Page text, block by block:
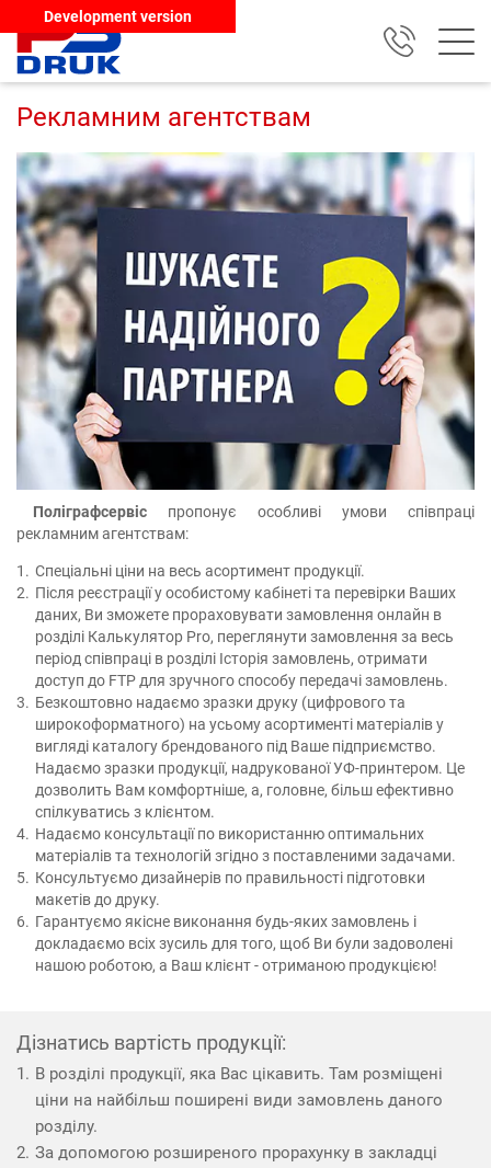
Development version
Рекламним агентствам
Поліграфсервіс пропонує особливі умови співпраці
рекламним агентствам:
Спеціальні ціни на весь асортимент продукції.
Після реєстрації у особистому кабінеті та перевірки Ваших
даних, Ви зможете прораховувати замовлення онлайн в
розділі Калькулятор Pro, переглянути замовлення за весь
період співпраці в розділі Історія замовлень, отримати
доступ до FTP для зручного способу передачі замовлень.
Безкоштовно надаємо зразки друку (цифрового та
широкоформатного) на усьому асортименті матеріалів у
вигляді каталогу брендованого під Ваше підприємство.
Надаємо зразки продукції, надрукованої УФ-принтером. Це
дозволить Вам комфортніше, а, головне, більш ефективно
спілкуватись з клієнтом.
Надаємо консультації по використанню оптимальних
матеріалів та технологій згідно з поставленими задачами.
Консультуємо дизайнерів по правильності підготовки
макетів до друку.
Гарантуємо якісне виконання будь-яких замовлень і
докладаємо всіх зусиль для того, щоб Ви були задоволені
нашою роботою, а Ваш клієнт - отриманою продукцією!
Дізнатись вартість продукції:
В розділі продукції, яка Вас цікавить. Там розміщені
ціни на найбільш поширені види замовлень даного
розділу.
За допомогою розширеного прорахунку в закладці